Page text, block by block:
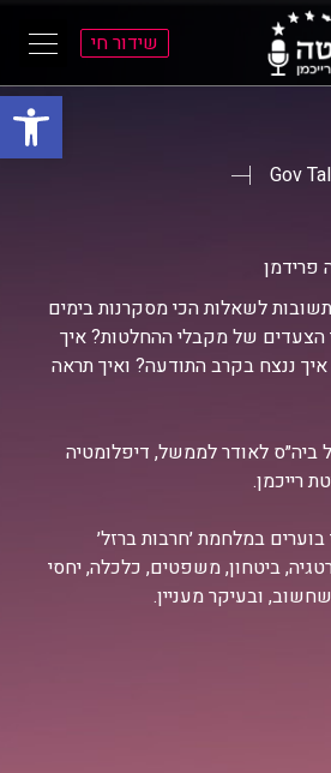
פתח
שידור חי
Gov
פרידמן
לשאלות הכי מסקרנות בימים
של מקבלי ההחלטות? איך
ננצח בקרב התודעה? ואיך תראה
לאודר לממשל, דיפלומטיה
רייכמן.
במלחמת ׳חרבות ברזל׳
ביטחון, משפטים, כלכלה, יחסי
ובעיקר מעניין.